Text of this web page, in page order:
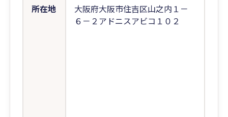
所在地
大阪府大阪市住吉区山之内１－
６－２アドニスアビコ１０２